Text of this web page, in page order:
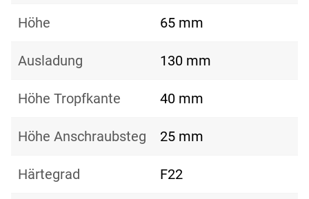
Höhe 65 mm
Ausladung 130 mm
Höhe Tropfkante 40 mm
Höhe Anschraubsteg 25 mm
Härtegrad F22